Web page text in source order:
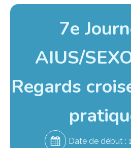
7e
AIUS/
Regards
Date de début :